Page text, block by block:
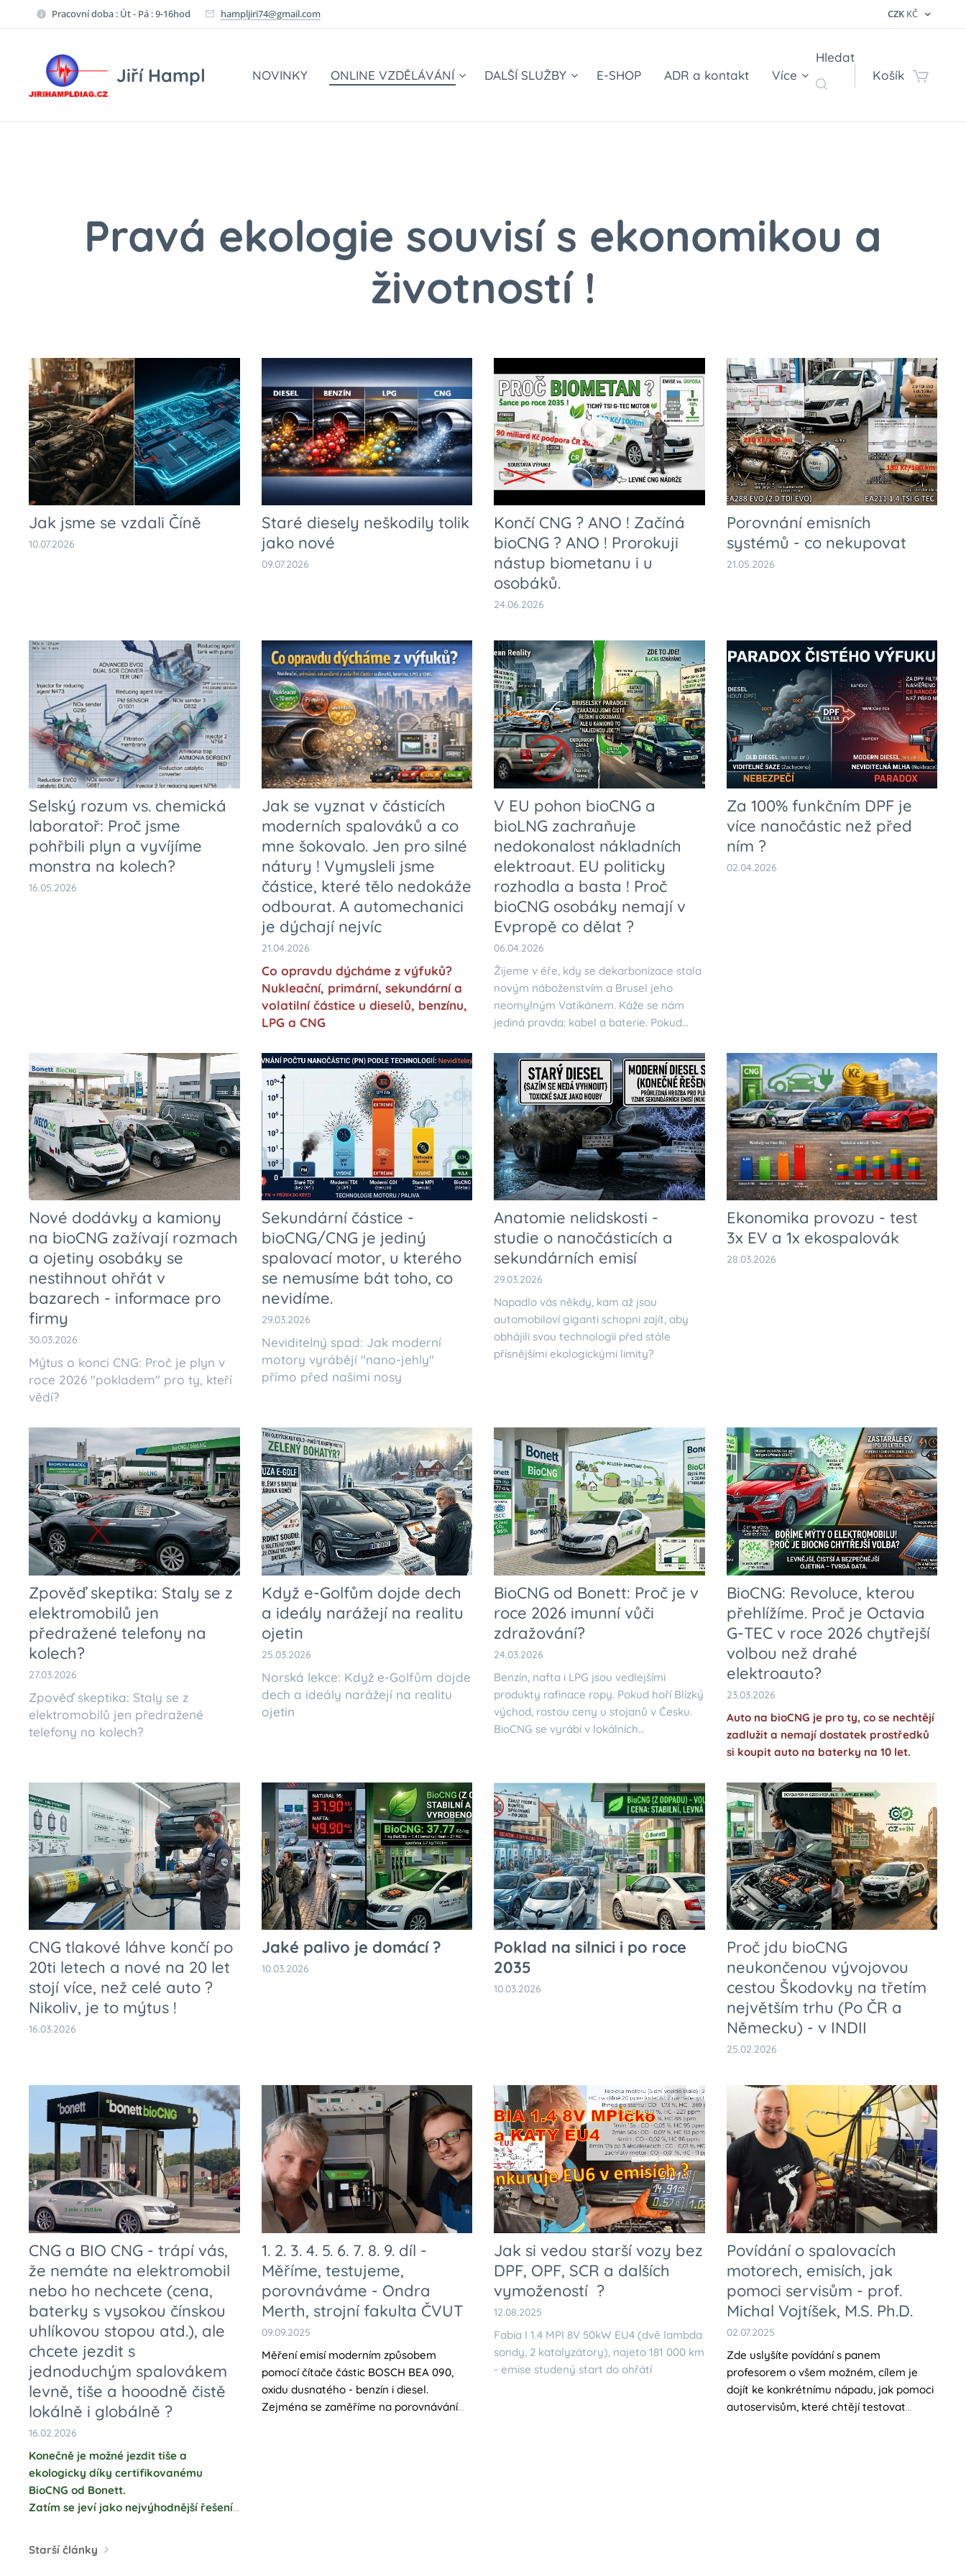
Pracovní doba : Út - Pá : 9-16hod hampljiri74@gmail.com CZK KČ
Jiří Hampl NOVINKY ONLINE VZDĚLÁVÁNÍ DALŠÍ SLUŽBY E-SHOP ADR a kontakt Více
Hledat
Košík
Pravá ekologie souvisí s ekonomikou a
životností !
Jak jsme se vzdali Číně
10.07.2026
Staré diesely neškodily tolik
jako nové
09.07.2026
Končí CNG ? ANO ! Začíná
bioCNG ? ANO ! Prorokuji
nástup biometanu i u
osobáků.
24.06.2026
Porovnání emisních
systémů - co nekupovat
21.05.2026
Selský rozum vs. chemická
laboratoř: Proč jsme
pohřbili plyn a vyvíjíme
monstra na kolech?
16.05.2026
Jak se vyznat v částicích
moderních spalováků a co
mne šokovalo. Jen pro silné
nátury ! Vymysleli jsme
částice, které tělo nedokáže
odbourat. A automechanici
je dýchají nejvíc
21.04.2026
Co opravdu dýcháme z výfuků?
Nukleační, primární, sekundární a
volatilní částice u dieselů, benzínu,
LPG a CNG
V EU pohon bioCNG a
bioLNG zachraňuje
nedokonalost nákladních
elektroaut. EU politicky
rozhodla a basta ! Proč
bioCNG osobáky nemají v
Evpropě co dělat ?
06.04.2026
Žijeme v éře, kdy se dekarbonizace stala
novým náboženstvím a Brusel jeho
neomylným Vatikánem. Káže se nám
jediná pravda: kabel a baterie. Pokud
kacíř. Zatímco se ale v záři reflektorů
tleská drahým elektromobilům, v tichosti
se odehrává technologická vražda, která
odhaluje totální absurditu současné
evropské...
Za 100% funkčním DPF je
více nanočástic než před
ním ?
02.04.2026
Nové dodávky a kamiony
na bioCNG zažívají rozmach
a ojetiny osobáky se
nestihnout ohřát v
bazarech - informace pro
firmy
30.03.2026
Mýtus o konci CNG: Proč je plyn v
roce 2026 "pokladem" pro ty, kteří
vědí?
Sekundární částice -
bioCNG/CNG je jediný
spalovací motor, u kterého
se nemusíme bát toho, co
nevidíme.
29.03.2026
Neviditelný spad: Jak moderní
motory vyrábějí "nano-jehly"
přímo před našimi nosy
Anatomie nelidskosti -
studie o nanočásticích a
sekundárních emisí
29.03.2026
Napadlo vás někdy, kam až jsou
automobiloví giganti schopni zajít, aby
obhájili svou technologii před stále
přísnějšími ekologickými limity?
Ekonomika provozu - test
3x EV a 1x ekospalovák
28.03.2026
Zpověď skeptika: Staly se z
elektromobilů jen
předražené telefony na
kolech?
27.03.2026
Zpověď skeptika: Staly se z
elektromobilů jen předražené
telefony na kolech?
Když e-Golfům dojde dech
a ideály narážejí na realitu
ojetin
25.03.2026
Norská lekce: Když e-Golfům dojde
dech a ideály narážejí na realitu
ojetin
BioCNG od Bonett: Proč je v
roce 2026 imunní vůči
zdražování?
24.03.2026
Benzín, nafta i LPG jsou vedlejšími
produkty rafinace ropy. Pokud hoří Blízký
východ, rostou ceny u stojanů v Česku.
BioCNG se vyrábí v lokálních
bioodpad).
BioCNG: Revoluce, kterou
přehlížíme. Proč je Octavia
G-TEC v roce 2026 chytřejší
volbou než drahé
elektroauto?
23.03.2026
Auto na bioCNG je pro ty, co se nechtějí
zadlužit a nemají dostatek prostředků
si koupit auto na baterky na 10 let.
CNG tlakové láhve končí po
20ti letech a nové na 20 let
stojí více, než celé auto ?
Nikoliv, je to mýtus !
16.03.2026
Jaké palivo je domácí ?
10.03.2026
Poklad na silnici i po roce
2035
10.03.2026
Proč jdu bioCNG
neukončenou vývojovou
cestou Škodovky na třetím
největším trhu (Po ČR a
Německu) - v INDII
25.02.2026
CNG a BIO CNG - trápí vás,
že nemáte na elektromobil
nebo ho nechcete (cena,
baterky s vysokou čínskou
uhlíkovou stopou atd.), ale
chcete jezdit s
jednoduchým spalovákem
levně, tiše a hooodně čistě
lokálně i globálně ?
16.02.2026
Konečně je možné jezdit tiše a
ekologicky díky certifikovanému
BioCNG od Bonett.
Zatím se jeví jako nejvýhodnější řešení
A co uhlíková stopa ve
1. 2. 3. 4. 5. 6. 7. 8. 9. díl -
Měříme, testujeme,
porovnáváme - Ondra
Merth, strojní fakulta ČVUT
09.09.2025
Měření emisí moderním způsobem
pomocí čítače částic BOSCH BEA 090,
oxidu dusnatého - benzín i diesel.
Zejména se zaměříme na porovnávání
Jak si vedou starší vozy bez
DPF, OPF, SCR a dalších
vymožeností ?
12.08.2025
Fabia I 1.4 MPI 8V 50kW EU4 (dvě lambda
sondy, 2 katalyzátory), najeto 181 000 km
- emise studený start do ohřátí
Povídání o spalovacích
motorech, emisích, jak
pomoci servisům - prof.
Michal Vojtíšek, M.S. Ph.D.
02.07.2025
Zde uslyšíte povídání s panem
profesorem o všem možném, cílem je
dojít ke konkrétnímu nápadu, jak pomoci
autoservisům, které chtějí testovat
Starší články